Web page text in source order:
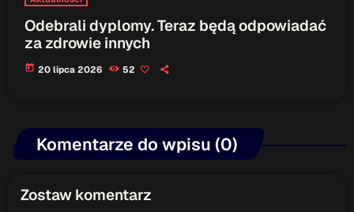
Odebrali dyplomy. Teraz będą odpowiadać
za zdrowie innych
today 20 lipca 2026 52
Komentarze do wpisu (0)
Zostaw komentarz